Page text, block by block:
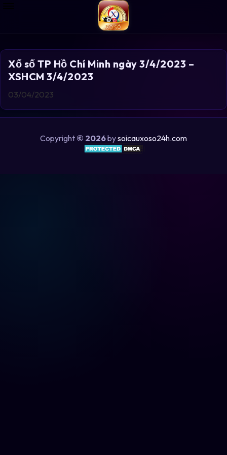
Xổ số TP Hồ Chí Minh ngày 3/4/2023 –
XSHCM 3/4/2023
03/04/2023
Copyright © 2026bysoicauxoso24h.com